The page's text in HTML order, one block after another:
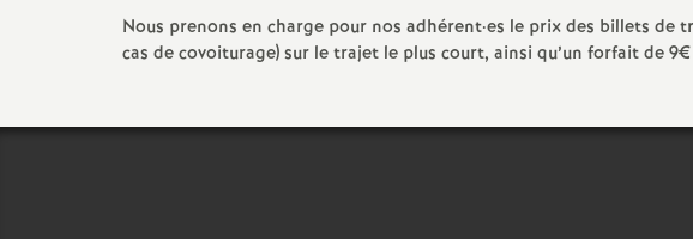
d
e
Nous prenons en charge pour nos adhérent·es le prix des billets de
cas de covoiturage) sur le trajet le plus court, ainsi qu’un forfait de